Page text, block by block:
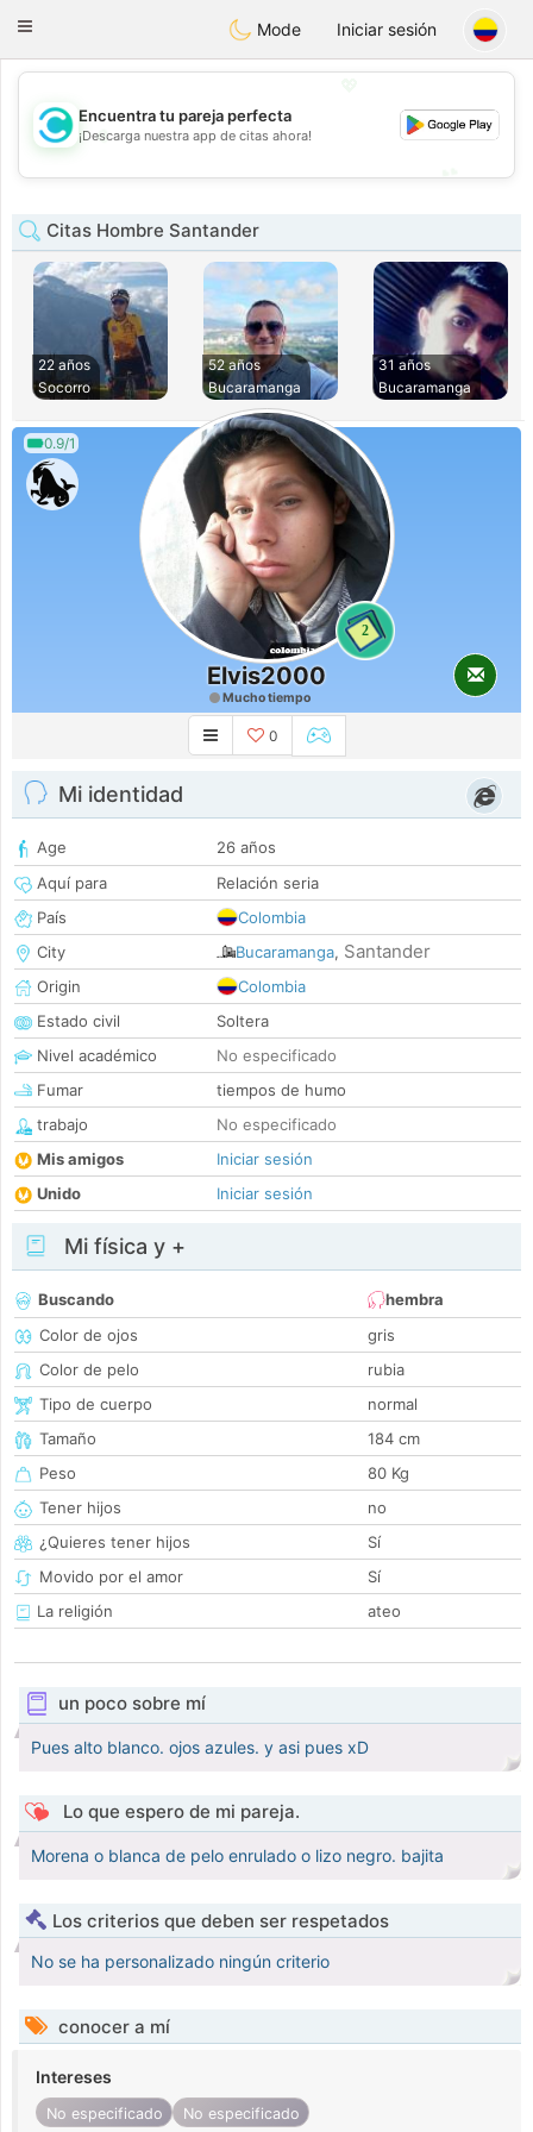
olombiaCitas
Toggle
Mode Iniciar sesión
💖
💕
Encuentra tu pareja perfecta
¡Descarga nuestra app de citas ahora!
Citas Hombre Santander
22 años
Socorro
52 años
Bucaramanga
31 años
Bucaramanga
0.9/1
2
Elvis2000
Mucho tiempo
0
Mi identidad
Age
26 años
Aquí para
Relación seria
País
Colombia
City
Bucaramanga, Santander
Origin
Colombia
Estado civil
Soltera
Nivel académico
No especificado
Fumar
tiempos de humo
trabajo
No especificado
Mis amigos
Iniciar sesión
Unido
Iniciar sesión
Mi física y +
Buscando
hembra
Color de ojos
gris
Color de pelo
rubia
Tipo de cuerpo
normal
Tamaño
184 cm
Peso
80 Kg
Tener hijos
no
¿Quieres tener hijos
Sí
Movido por el amor
Sí
La religión
ateo
un poco sobre mí
Pues alto blanco. ojos azules. y asi pues xD
Lo que espero de mi pareja.
Morena o blanca de pelo enrulado o lizo negro. bajita
Los criterios que deben ser respetados
No se ha personalizado ningún criterio
conocer a mí
Intereses
No especificado No especificado